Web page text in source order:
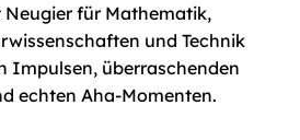
für Mathematik,
und Technik
Impulsen, überraschenden
echten Aha-Momenten.